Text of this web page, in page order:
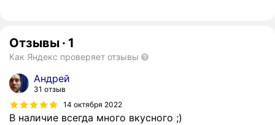
Отзывы · 1
Как Яндекс проверяет отзывы
Андрей
31 отзыв
14 октября 2022
В наличие всегда много вкусного ;)